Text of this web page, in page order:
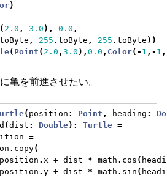
)
( 2.0 , 3.0 ), 0.0 ,
toByte , 255 .toByte , 255 .toByte ))
( Point ( 2.0 ,3.0 ),0.0 , Color(- 1 ,- 1
亀を前進させたい。
( position : Point , heading :
(dist : Double): Turtle =
=
. copy(
.x + dist * math . cos (
.y + dist * math . sin (